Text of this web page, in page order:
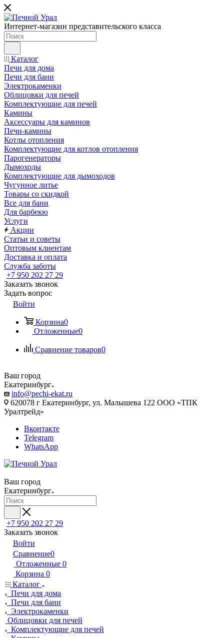
Интернет-магазин представительского класса
Каталог
Печи для дома
Печи для бани
Электрокаменки
Облицовки для печей
Комплектующие для печей
Камины
Аксессуары для каминов
Печи-камины
Котлы отопления
Комплектующие для котлов отопления
Парогенераторы
Дымоходы
Комплектующие для дымоходов
Чугунное литье
Товары со скидкой
Все для бани
Для барбекю
Услуги
Акции
Статьи и советы
Оптовым клиентам
Доставка и оплата
Служба заботы
+7 950 202 27 29
Заказать звонок
Задать вопрос
Войти
Корзина0
Отложенные0
Сравнение товаров0
Ваш город
Екатеринбург
info@pechi-ekat.ru
620078 г Екатеринбург, ул. Малышева 122 ООО «ТПК
Уралтрейд»
Вконтакте
Telegram
WhatsApp
Ваш город
Екатеринбург
+7 950 202 27 29
Заказать звонок
Войти
Сравнение0
Отложенные 0
Корзина 0
Каталог
Печи для дома
Печи для бани
Электрокаменки
Облицовки для печей
Комплектующие для печей